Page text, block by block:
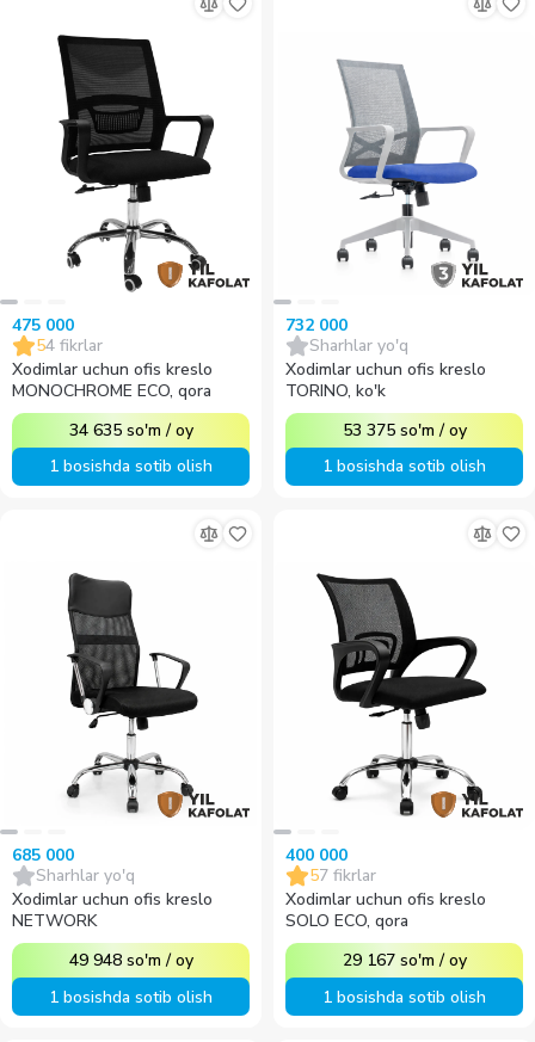
475 000
54 fikrlar
Xodimlar uchun ofis kreslo
MONOCHROME ECO, qora
34 635 so'm /oy
1 bosishda sotib olish
732 000
Sharhlar yo'q
Xodimlar uchun ofis kreslo
TORINO, ko'k
53 375 so'm /oy
1 bosishda sotib olish
685 000
Sharhlar yo'q
Xodimlar uchun ofis kreslo
NETWORK
49 948 so'm /oy
1 bosishda sotib olish
400 000
57 fikrlar
Xodimlar uchun ofis kreslo
SOLO ECO, qora
29 167 so'm /oy
1 bosishda sotib olish